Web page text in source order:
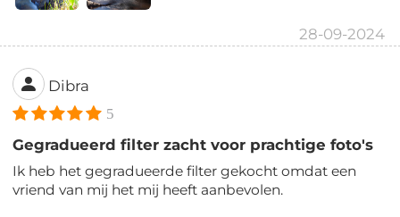
28-09-2024
Dibra
5
Gegradueerd filter zacht voor prachtige foto's
Ik heb het gegradueerde filter gekocht omdat een
vriend van mij het mij heeft aanbevolen.